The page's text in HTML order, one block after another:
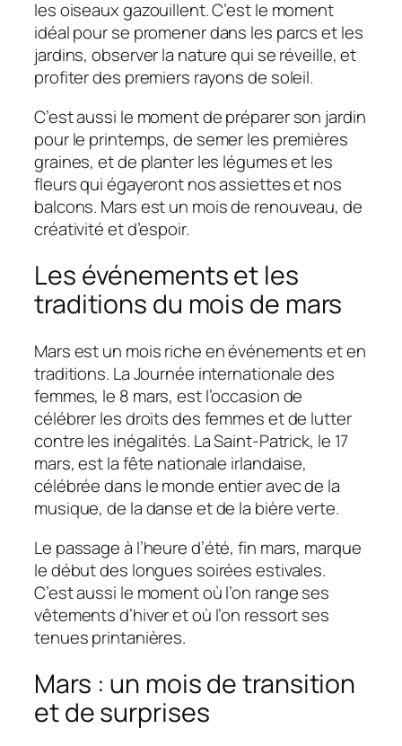
les oiseaux gazouillent. C’est le moment
idéal pour se promener dans les parcs et les
jardins, observer la nature qui se réveille, et
profiter des premiers rayons de soleil.
C’est aussi le moment de préparer son jardin
pour le printemps, de semer les premières
graines, et de planter les légumes et les
fleurs qui égayeront nos assiettes et nos
balcons. Mars est un mois de renouveau, de
créativité et d’espoir.
Les événements et les
traditions du mois de mars
Mars est un mois riche en événements et en
traditions. La Journée internationale des
femmes, le 8 mars, est l’occasion de
célébrer les droits des femmes et de lutter
contre les inégalités. La Saint-Patrick, le 17
mars, est la fête nationale irlandaise,
célébrée dans le monde entier avec de la
musique, de la danse et de la bière verte.
Le passage à l’heure d’été, fin mars, marque
le début des longues soirées estivales.
C’est aussi le moment où l’on range ses
vêtements d’hiver et où l’on ressort ses
tenues printanières.
Mars : un mois de transition
et de surprises